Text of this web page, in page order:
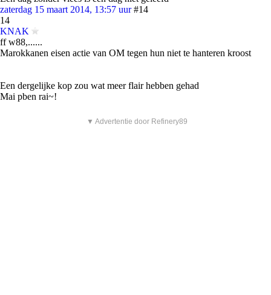
zaterdag 15 maart 2014, 13:57 uur #14
14
KNAK
ff w88,......
Marokkanen eisen actie van OM tegen hun niet te hanteren kroost
Een dergelijke kop zou wat meer flair hebben gehad
Mai pben rai~!
▼ Advertentie door Refinery89